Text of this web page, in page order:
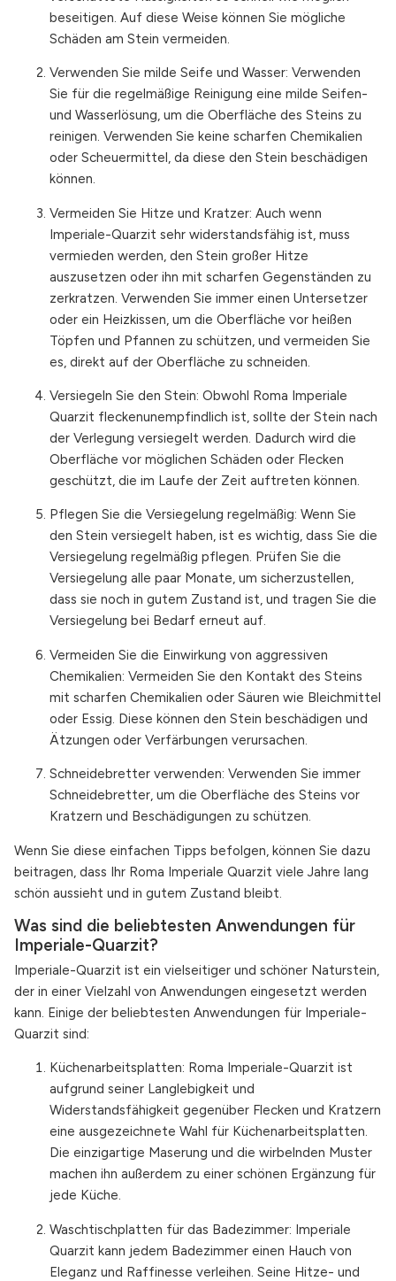
beseitigen. Auf diese Weise können Sie mögliche
Schäden am Stein vermeiden.
Verwenden Sie milde Seife und Wasser: Verwenden
Sie für die regelmäßige Reinigung eine milde Seifen-
und Wasserlösung, um die Oberfläche des Steins zu
reinigen. Verwenden Sie keine scharfen Chemikalien
oder Scheuermittel, da diese den Stein beschädigen
können.
Vermeiden Sie Hitze und Kratzer: Auch wenn
Imperiale-Quarzit sehr widerstandsfähig ist, muss
vermieden werden, den Stein großer Hitze
auszusetzen oder ihn mit scharfen Gegenständen zu
zerkratzen. Verwenden Sie immer einen Untersetzer
oder ein Heizkissen, um die Oberfläche vor heißen
Töpfen und Pfannen zu schützen, und vermeiden Sie
es, direkt auf der Oberfläche zu schneiden.
Versiegeln Sie den Stein: Obwohl Roma Imperiale
Quarzit fleckenunempfindlich ist, sollte der Stein nach
der Verlegung versiegelt werden. Dadurch wird die
Oberfläche vor möglichen Schäden oder Flecken
geschützt, die im Laufe der Zeit auftreten können.
Pflegen Sie die Versiegelung regelmäßig: Wenn Sie
den Stein versiegelt haben, ist es wichtig, dass Sie die
Versiegelung regelmäßig pflegen. Prüfen Sie die
Versiegelung alle paar Monate, um sicherzustellen,
dass sie noch in gutem Zustand ist, und tragen Sie die
Versiegelung bei Bedarf erneut auf.
Vermeiden Sie die Einwirkung von aggressiven
Chemikalien: Vermeiden Sie den Kontakt des Steins
mit scharfen Chemikalien oder Säuren wie Bleichmittel
oder Essig. Diese können den Stein beschädigen und
Ätzungen oder Verfärbungen verursachen.
Schneidebretter verwenden: Verwenden Sie immer
Schneidebretter, um die Oberfläche des Steins vor
Kratzern und Beschädigungen zu schützen.
Wenn Sie diese einfachen Tipps befolgen, können Sie dazu
beitragen, dass Ihr Roma Imperiale Quarzit viele Jahre lang
schön aussieht und in gutem Zustand bleibt.
Was sind die beliebtesten Anwendungen für
Imperiale-Quarzit?
Imperiale-Quarzit ist ein vielseitiger und schöner Naturstein,
der in einer Vielzahl von Anwendungen eingesetzt werden
kann. Einige der beliebtesten Anwendungen für Imperiale-
Quarzit sind:
Küchenarbeitsplatten: Roma Imperiale-Quarzit ist
aufgrund seiner Langlebigkeit und
Widerstandsfähigkeit gegenüber Flecken und Kratzern
eine ausgezeichnete Wahl für Küchenarbeitsplatten.
Die einzigartige Maserung und die wirbelnden Muster
machen ihn außerdem zu einer schönen Ergänzung für
jede Küche.
Waschtischplatten für das Badezimmer: Imperiale
Quarzit kann jedem Badezimmer einen Hauch von
Eleganz und Raffinesse verleihen. Seine Hitze- und